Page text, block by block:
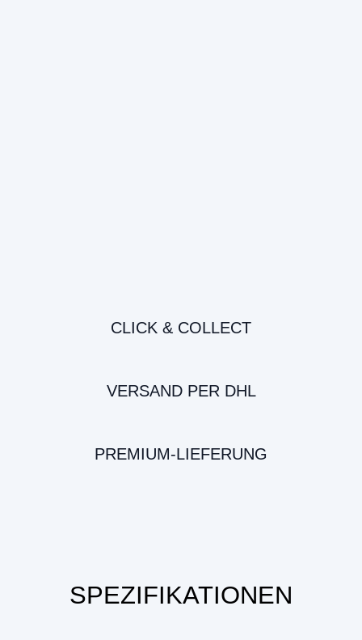
CLICK & COLLECT
VERSAND PER DHL
PREMIUM-LIEFERUNG
SPEZIFIKATIONEN